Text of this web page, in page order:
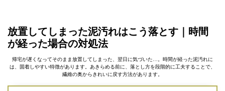
放置してしまった泥汚れはこう落とす｜時間
が経った場合の対処法
帰宅が遅くなってそのまま放置してしまった、翌日に気づいた…。時間が経った泥汚れに
は、固着しやすい特徴があります。あきらめる前に、落とし方を段階的に工夫することで、
繊維の奥からきれいに戻す方法があります。